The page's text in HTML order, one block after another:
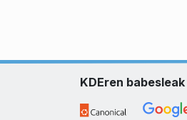
KDEren babesleak